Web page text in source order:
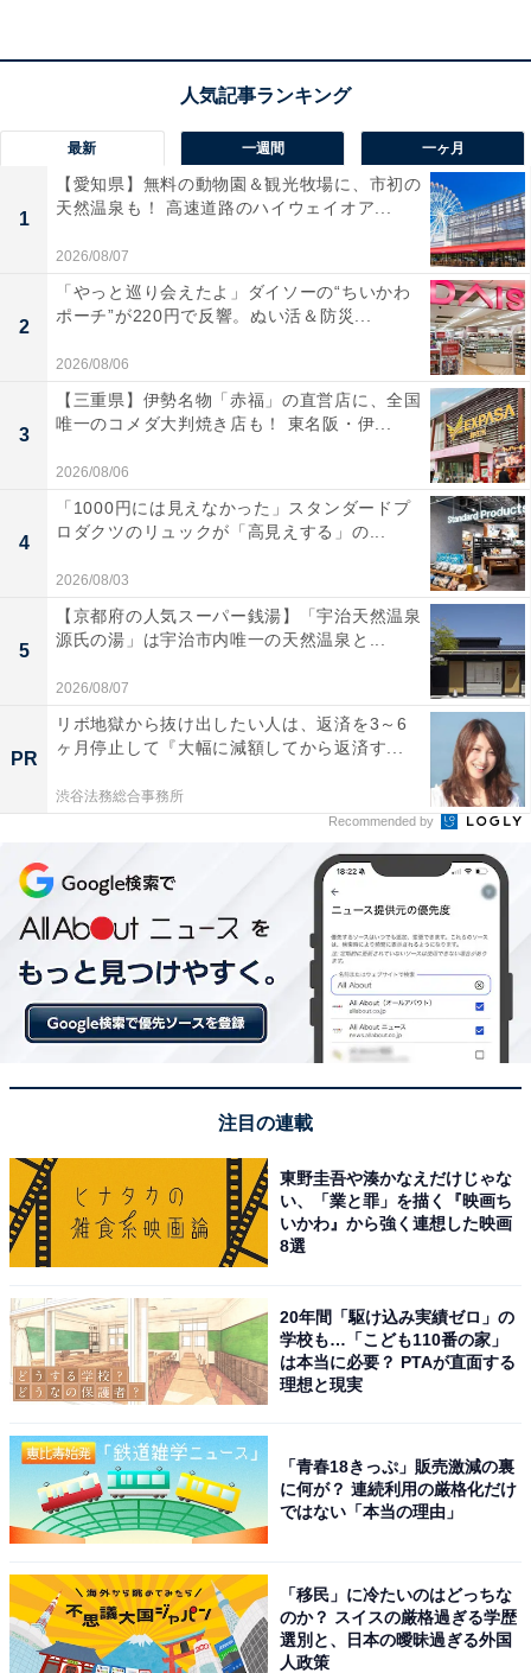
楽天トラベルでホテルを見る
「グリーンビュー立山」の口コミは？
「グリーンビュー立山」には、以下のような口コミが寄
せられています。
立山駅から徒歩3分と近くアルペンルートの観光に
化粧水のようにトロトロとした泉質の温泉が最高に
気持ちいい
ューが嬉しい
アクセス・料金・宿泊情報は？
最新 一週間 一ヶ月
1
【愛知県】無料の動物園＆観光牧場に、市初の
天然温泉も！ 高速道路のハイウェイオア...
2026/08/07
2
「やっと巡り会えたよ」ダイソーの“ちいかわ
ポーチ”が220円で反響。ぬい活＆防災...
2026/08/06
3
【三重県】伊勢名物「赤福」の直営店に、全国
唯一のコメダ大判焼き店も！ 東名阪・伊...
2026/08/06
4
「1000円には見えなかった」スタンダードプ
ロダクツのリュックが「高見えする」の...
2026/08/03
5
【京都府の人気スーパー銭湯】「宇治天然温泉
源氏の湯」は宇治市内唯一の天然温泉と...
2026/08/07
PR
リボ地獄から抜け出したい人は、返済を3～6
ヶ月停止して『大幅に減額してから返済す...
渋谷法務総合事務所
Recommended by
注目の連載
東野圭吾や湊かなえだけじゃな
い、「業と罪」を描く『映画ち
いかわ』から強く連想した映画
8選
20年間「駆け込み実績ゼロ」の
学校も…「こども110番の家」
は本当に必要？ PTAが直面する
理想と現実
「青春18きっぷ」販売激減の裏
に何が？ 連続利用の厳格化だけ
ではない「本当の理由」
「移民」に冷たいのはどっちな
のか？ スイスの厳格過ぎる学歴
選別と、日本の曖昧過ぎる外国
人政策